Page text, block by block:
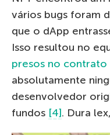
vários bugs foram
que o dApp
Isso resultou no
presos no contrato
absolutamente
desenvolvedor
fundos [4]. Dura